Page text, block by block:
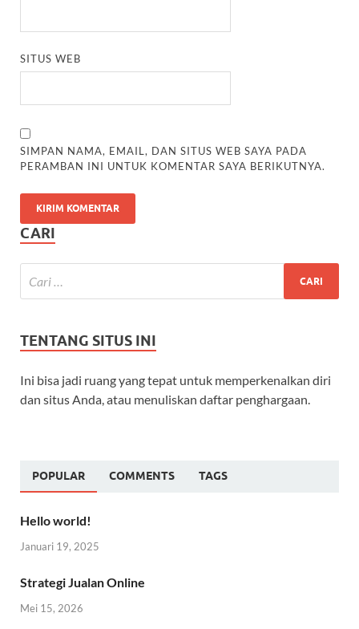
SITUS WEB
SIMPAN NAMA, EMAIL, DAN SITUS WEB SAYA PADA
PERAMBAN INI UNTUK KOMENTAR SAYA BERIKUTNYA.
CARI
TENTANG SITUS INI
Ini bisa jadi ruang yang tepat untuk memperkenalkan diri
dan situs Anda, atau menuliskan daftar penghargaan.
POPULAR COMMENTS TAGS
Hello world!
Januari 19, 2025
Strategi Jualan Online
Mei 15, 2026